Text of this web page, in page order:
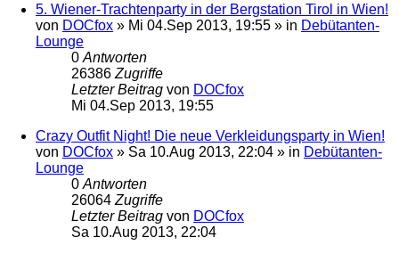
5. Wiener-Trachtenparty in der Bergstation Tirol in Wien!
von DOCfox » Mi 04.Sep 2013, 19:55 » in Debütanten-
Lounge
0 Antworten
26386 Zugriffe
Letzter Beitrag von DOCfox
Mi 04.Sep 2013, 19:55
Crazy Outfit Night! Die neue Verkleidungsparty in Wien!
von DOCfox » Sa 10.Aug 2013, 22:04 » in Debütanten-
Lounge
0 Antworten
26064 Zugriffe
Letzter Beitrag von DOCfox
Sa 10.Aug 2013, 22:04